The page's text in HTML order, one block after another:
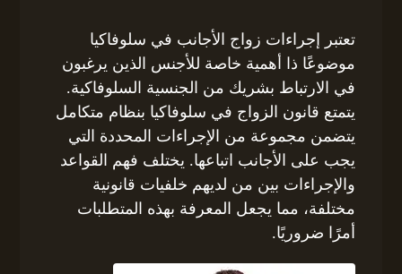
تعتبر إجراءات زواج الأجانب في سلوفاكيا
موضوعًا ذا أهمية خاصة للأجنس الذين يرغبون
في الارتباط بشريك من الجنسية السلوفاكية.
يتمتع قانون الزواج في سلوفاكيا بنظام متكامل
يتضمن مجموعة من الإجراءات المحددة التي
يجب على الأجانب اتباعها. يختلف فهم القواعد
والإجراءات بين من لديهم خلفيات قانونية
مختلفة، مما يجعل المعرفة بهذه المتطلبات
أمرًا ضروريًا.